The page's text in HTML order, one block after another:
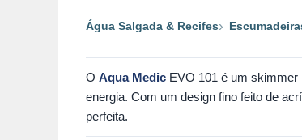
Água Salgada & Recifes
O Aqua Medic EVO 101 é um skimmer
energia. Com um design fino feito de
perfeita.